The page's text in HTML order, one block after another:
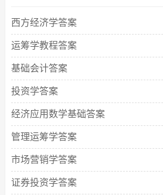
西方经济学答案
运筹学教程答案
基础会计答案
投资学答案
经济应用数学基础答案
管理运筹学答案
市场营销学答案
证券投资学答案